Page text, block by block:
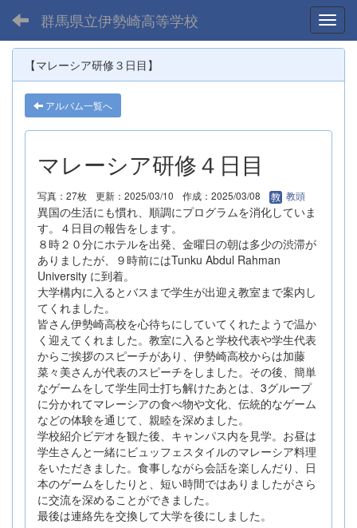
群馬県立伊勢崎高等学校
【マレーシア研修３日目】
アルバム一覧へ
マレーシア研修４日目
写真：27枚 更新：2025/03/10 作成：2025/03/08 教頭
異国の生活にも慣れ、順調にプログラムを消化していま
す。４日目の報告をします。
８時２０分にホテルを出発、金曜日の朝は多少の渋滞が
ありましたが、９時前にはTunku Abdul Rahman
University に到着。
大学構内に入るとバスまで学生が出迎え教室まで案内し
てくれました。
皆さん伊勢崎高校を心待ちにしていてくれたようで温か
く迎えてくれました。教室に入ると学校代表や学生代表
からご挨拶のスピーチがあり、伊勢崎高校からは加藤
菜々美さんが代表のスピーチをしました。その後、簡単
なゲームをして学生同士打ち解けたあとは、3グループ
に分かれてマレーシアの食べ物や文化、伝統的なゲーム
などの体験を通じて、親睦を深めました。
学校紹介ビデオを観た後、キャンパス内を見学。お昼は
学生さんと一緒にビュッフェスタイルのマレーシア料理
をいただきました。食事しながら会話を楽しんだり、日
本のゲームをしたりと、短い時間ではありましたがさら
に交流を深めることができました。
最後は連絡先を交換して大学を後にしました。